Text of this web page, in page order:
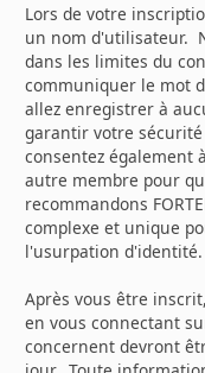
Lors de votre
un nom d'utilisateur.
dans les limites du
communiquer le mot
allez enregistrer à
garantir votre
consentez également
autre membre pour
recommandons
complexe et unique
l'usurpation d'identité.
Après vous être
en vous connectant
concernent devront